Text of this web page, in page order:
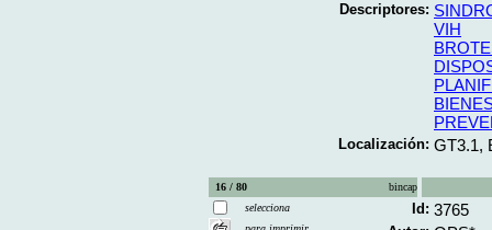
Descriptores:
VIH
Localización: GT3.1,
16 / 80
bincap
selecciona
Id: 3765